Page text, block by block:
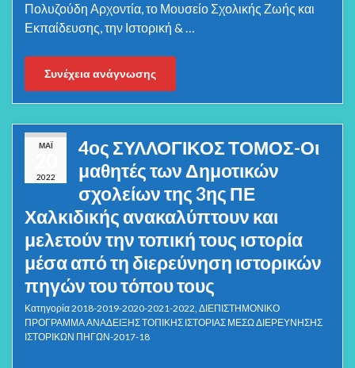
Πολυζούδη Αρχοντία, το Μουσείο Σχολικής Ζωής και
Εκπαίδευσης, την Ιστορική & …
Συνέχεια ανάγνωσης
ΜΆΙ
2022
4ος ΣΥΛΛΟΓΙΚΟΣ ΤΟΜΟΣ-Οι
μαθητές των Δημοτικών
σχολείων της 3ης ΠΕ
Χαλκιδικής ανακαλύπτουν και
μελετούν την τοπική τους ιστορία
μέσα από τη διερεύνηση ιστορικών
πηγών του τόπου τους
Κατηγορία2018-2019-2020-2021-2022, ΔΙΕΠΙΣΤΗΜΟΝΙΚΟ
ΠΡΟΓΡΑΜΜΑ ΑΝΑΔΕΙΞΗΣ ΤΟΠΙΚΗΣ ΙΣΤΟΡΙΑΣ ΜΕΣΩ ΔΙΕΡΕΥΝΗΣΗΣ
ΙΣΤΟΡΙΚΩΝ ΠΗΓΩΝ-2017-18